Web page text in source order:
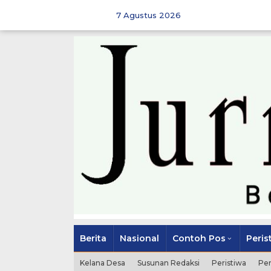
7 Agustus 2026
Berita Nasional Contoh Pos
Kelana Desa Susunan Redaksi Peristiwa